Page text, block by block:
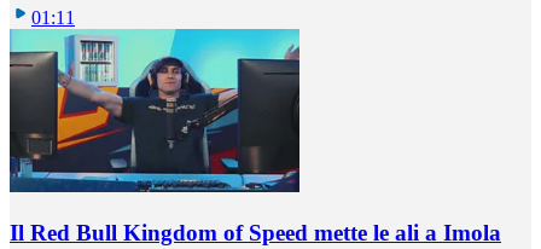
01:11
Il Red Bull Kingdom of Speed mette le ali a Imola